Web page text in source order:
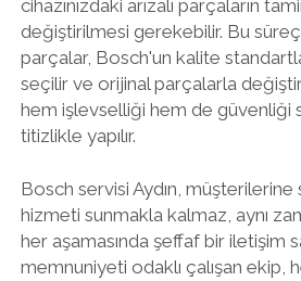
cihazınızdaki arızalı parçaların
değiştirilmesi gerekebilir. Bu
parçalar, Bosch'un kalite
seçilir ve orijinal parçalarla
hem işlevselliği hem de güvenliği
titizlikle yapılır.
Bosch servisi Aydın, müşterilerine
hizmeti sunmakla kalmaz, aynı
her aşamasında şeffaf bir iletişim
memnuniyeti odaklı çalışan ekip,